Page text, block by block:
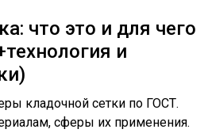
что это и для чего
и
кладочной сетки по ГОСТ.
сферы их применения.